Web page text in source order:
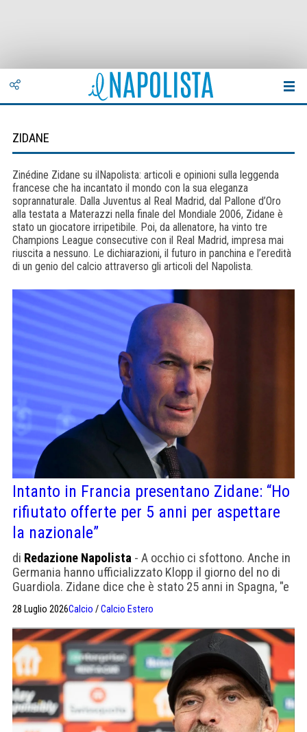
ZIDANE
Zinédine Zidane su ilNapolista: articoli e opinioni sulla leggenda
francese che ha incantato il mondo con la sua eleganza
soprannaturale. Dalla Juventus al Real Madrid, dal Pallone d’Oro
alla testata a Materazzi nella finale del Mondiale 2006, Zidane è
stato un giocatore irripetibile. Poi, da allenatore, ha vinto tre
Champions League consecutive con il Real Madrid, impresa mai
riuscita a nessuno. Le dichiarazioni, il futuro in panchina e l’eredità
di un genio del calcio attraverso gli articoli del Napolista.
Intanto in Francia presentano Zidane: “Ho
rifiutato offerte per 5 anni per aspettare
la nazionale”
di Redazione Napolista - A occhio ci sfottono. Anche in
Germania hanno ufficializzato Klopp il giorno del no di
Guardiola. Zidane dice che è stato 25 anni in Spagna, "e
28 Luglio 2026Calcio /Calcio Estero